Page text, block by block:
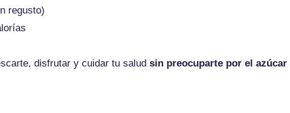
regusto)
disfrutar y cuidar tu saludsin preocuparte por el azúcar